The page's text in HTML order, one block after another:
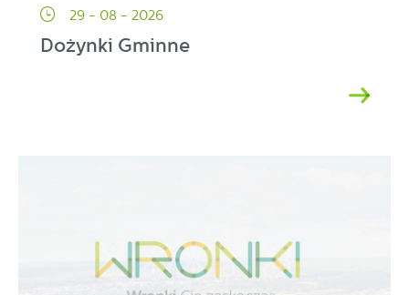
29 - 08 - 2026
Dożynki Gminne